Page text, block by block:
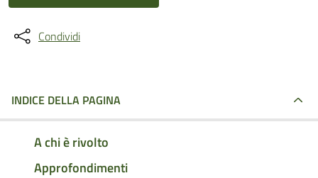
Condividi
INDICE DELLA PAGINA
A chi è rivolto
Approfondimenti